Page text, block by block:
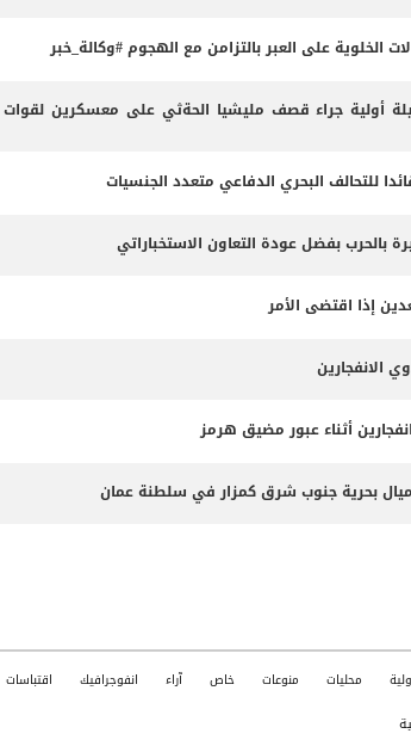
على العبر بالتزامن مع الهجوم #وكالة_خبر
جراء قصف مليشيا الحةثي على معسكرين لقوات
للتحالف البحري الدفاعي متعدد الجنسيات
بالحرب بفضل عودة التعاون الاستخباراتي
إذا اقتضى الأمر
الانفجارين
أثناء عبور مضيق هرمز
محليات منوعات خاص آراء انفوجرافيك اقتباسات